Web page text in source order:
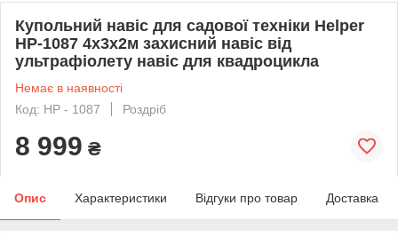
Купольний навіс для садової техніки Helper
HP-1087 4x3x2м захисний навіс від
ультрафіолету навіс для квадроцикла
Немає в наявності
Код: HP - 1087
Роздріб
8 999 ₴
Опис Характеристики Відгуки про товар Доставка